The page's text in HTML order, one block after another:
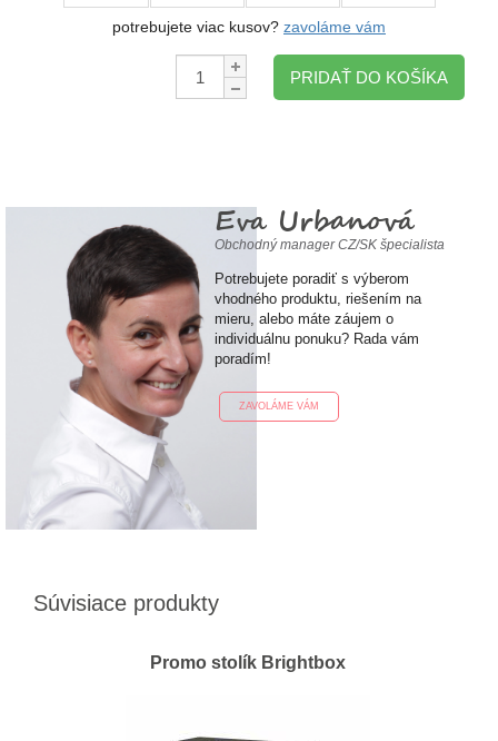
potrebujete viac kusov? zavoláme vám
Množstvo:
PRIDAŤ DO KOŠÍKA
Eva Urbanová
Obchodný manager CZ/SK špecialista
Potrebujete poradiť s výberom
vhodného produktu, riešením na
mieru, alebo máte záujem o
individuálnu ponuku? Rada vám
poradím!
ZAVOLÁME VÁM
Súvisiace produkty
Promo stolík Brightbox